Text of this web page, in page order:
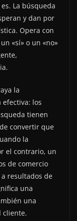
La búsqueda
y dan por
Opera con
«sí» o un «no»
la
los
tienen
convertir que
la
el contrario, un
de comercio
resultados de
una
una
cliente.